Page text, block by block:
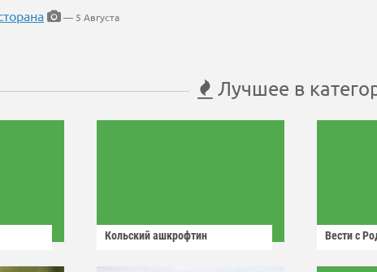
— 5 Августа
Лучшее в
Кольский ашкрофтин Вести с